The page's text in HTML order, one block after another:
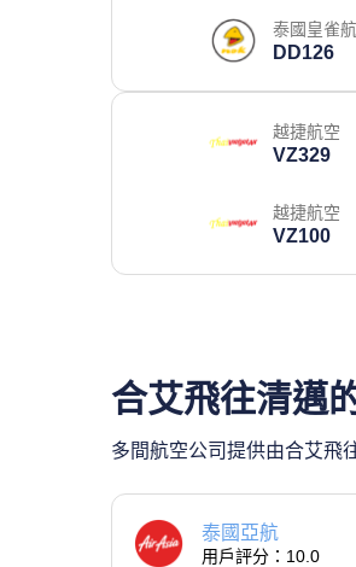
泰國皇雀
DD126
越捷航空
VZ329
越捷航空
VZ100
合艾飛往清邁
多間航空公司提供由合艾飛
泰國亞航
用戶評分：10.0